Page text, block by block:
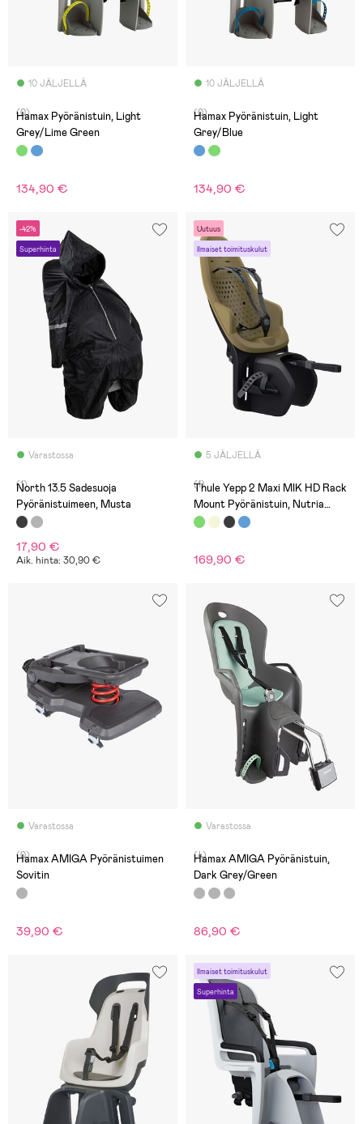
10 JÄLJELLÄ
(0)
Hamax Pyöränistuin, Light
Grey/Lime Green
134,90 €
10 JÄLJELLÄ
(0)
Hamax Pyöränistuin, Light
Grey/Blue
134,90 €
-42%
Superhinta
Varastossa
(1)
North 13.5 Sadesuoja
Pyöränistuimeen, Musta
17,90 €
Aik. hinta: 30,90 €
Uutuus
Ilmaiset toimituskulut
5 JÄLJELLÄ
(1)
Thule Yepp 2 Maxi MIK HD Rack
Mount Pyöränistuin, Nutria
Green
169,90 €
Varastossa
(0)
Hamax AMIGA Pyöränistuimen
Sovitin
39,90 €
Varastossa
(4)
Hamax AMIGA Pyöränistuin,
Dark Grey/Green
86,90 €
Ilmaiset toimituskulut
Superhinta